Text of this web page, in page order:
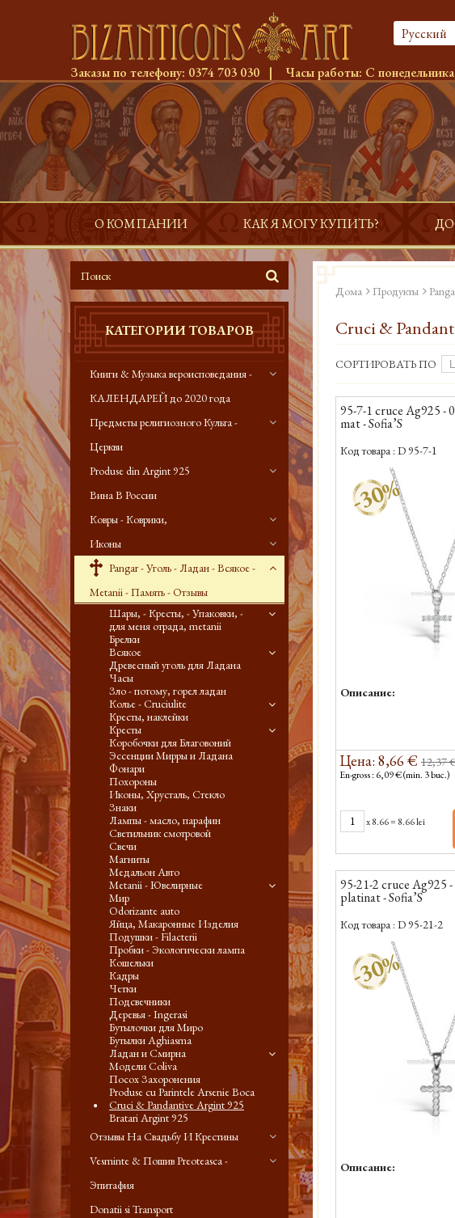
Русский
Заказы по телефону: 0374 703 030 | Часы работы: С
О КОМПАНИИ КАК Я МОГУ КУПИТЬ?
КАТЕГОРИИ ТОВАРОВ
Книги & Музыка вероисповедания -
КАЛЕНДАРЕЙ до 2020 года
Предметы религиозного Культа -
Церкви
Produse din Argint 925
Вина В России
Ковры - Коврики,
Иконы
Pangar - Уголь - Ладан - Всякое -
Metanii - Память - Отзывы
Шары, - Кресты, - Упаковки, -
для меня отрада, metanii
Брелки
Всякое
Древесный уголь для Ладана
Часы
Зло - потому, горел ладан
Колье - Cruciulite
Кресты, наклейки
Кресты
Коробочки для Благовоний
Эссенции Мирры и Ладана
Фонари
Похороны
Иконы, Хрусталь, Стекло
Знаки
Лампы - масло, парафин
Светильник смотровой
Свечи
Магниты
Медальон Авто
Metanii - Ювелирные
Мир
Odorizante auto
Яйца, Макаронные Изделия
Подушки - Filacterii
Пробки - Экологически лампа
Кошельки
Кадры
Четки
Подсвечники
Деревья - Ingerasi
Бутылочки для Миро
Бутылки Aghiasma
Ладан и Смирна
Модели Coliva
Посох Захоронения
Produse cu Parintele Arsenie Boca
Cruci & Pandantive Argint 925
Bratari Argint 925
Отзывы На Свадьбу И Крестины
Vesminte & Пошив Preoteasca -
Эпитафия
Donatii si Transport
Дома Продукты
Cruci &
СОРТИРОВАТЬ ПО
95-7-1 cruce Ag925 -
mat - Sofia’S
Код товара : D 95-7-1
-30%
Описание:
Цена: 8,66 € 12,37
En-gross : 6,09 € (min. 3 buc.)
x8.66= 8.66 lei
95-21-2 cruce Ag925
platinat - Sofia’S
Код товара : D 95-21-2
-30%
Описание: